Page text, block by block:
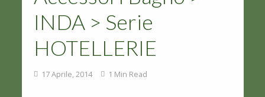
INDA > Serie
HOTELLERIE
17 Aprile, 2014 1 Min Read